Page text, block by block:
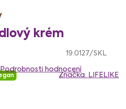
krém
19.0127/SKL
Podrobnosti hodnocení
Značka: LIFELIKE